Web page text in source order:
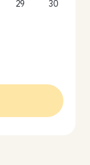
29 30